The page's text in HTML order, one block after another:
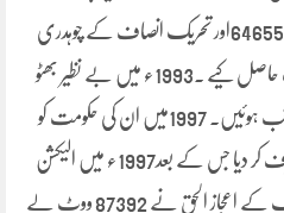
جبکہ پیپلز پارٹی کے راجہ شاہد ظفر نے64655اور تحریک انصاف کے چوہدری
زمرد حسین ایڈوکیٹ نے 5174ووٹ حاصل کیے ۔1993ء میں بے نظیر بھٹو
دوسری مدت کے لیے وزیر اعظم منتخب ہوئیں۔ 1997میں ان کی حکومت کو
ان کے صدر فاروق لغاری نے برطرف کر دیا جس کے بعد1997ء میں الیکشن
ہوئے ۔حلقہ NA-39سے مسلم لیگ کے اعجاز الحق نے 87392 ووٹ لے